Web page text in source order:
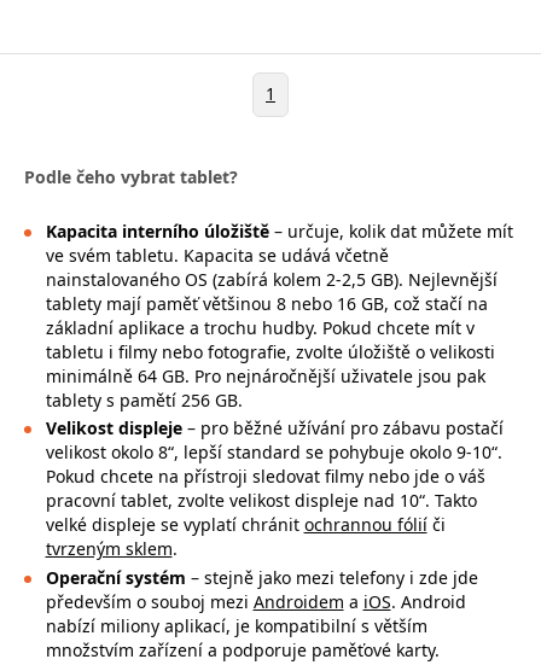
1
Podle čeho vybrat tablet?
Kapacita interního úložiště – určuje, kolik dat můžete mít
ve svém tabletu. Kapacita se udává včetně
nainstalovaného OS (zabírá kolem 2-2,5 GB). Nejlevnější
tablety mají paměť většinou 8 nebo 16 GB, což stačí na
základní aplikace a trochu hudby. Pokud chcete mít v
tabletu i filmy nebo fotografie, zvolte úložiště o velikosti
minimálně 64 GB. Pro nejnáročnější uživatele jsou pak
tablety s pamětí 256 GB.
Velikost displeje– pro běžné užívání pro zábavu postačí
velikost okolo 8“, lepší standard se pohybuje okolo 9-10“.
Pokud chcete na přístroji sledovat filmy nebo jde o váš
pracovní tablet, zvolte velikost displeje nad 10“. Takto
velké displeje se vyplatí chránit ochrannou fóliíči
tvrzeným sklem.
Operační systém – stejně jako mezi telefony i zde jde
především o souboj mezi Androidem a iOS. Android
nabízí miliony aplikací, je kompatibilní s větším
množstvím zařízení a podporuje paměťové karty.